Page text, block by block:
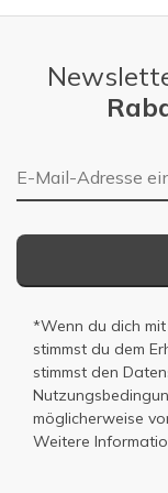
E-Mail-Adresse
*Wenn du dich
stimmst du dem
stimmst den
möglicherweise
Weitere